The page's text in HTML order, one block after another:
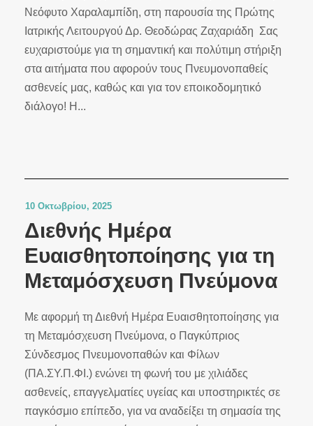
Νεόφυτο Χαραλαμπίδη, στη παρουσία της Πρώτης
Ιατρικής Λειτουργού Δρ. Θεοδώρας Ζαχαριάδη Σας
ευχαριστούμε για τη σημαντική και πολύτιμη στήριξη
στα αιτήματα που αφορούν τους Πνευμονοπαθείς
ασθενείς μας, καθώς και για τον εποικοδομητικό
διάλογο! Η...
10 Οκτωβρίου, 2025
Διεθνής Ημέρα
Ευαισθητοποίησης για τη
Μεταμόσχευση Πνεύμονα
Με αφορμή τη Διεθνή Ημέρα Ευαισθητοποίησης για
τη Μεταμόσχευση Πνεύμονα, ο Παγκύπριος
Σύνδεσμος Πνευμονοπαθών και Φίλων
(ΠΑ.ΣΥ.Π.ΦΙ.) ενώνει τη φωνή του με χιλιάδες
ασθενείς, επαγγελματίες υγείας και υποστηρικτές σε
παγκόσμιο επίπεδο, για να αναδείξει τη σημασία της